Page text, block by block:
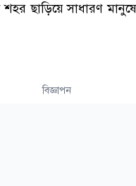
শহর ছাড়িয়ে সাধারণ
বিজ্ঞাপন